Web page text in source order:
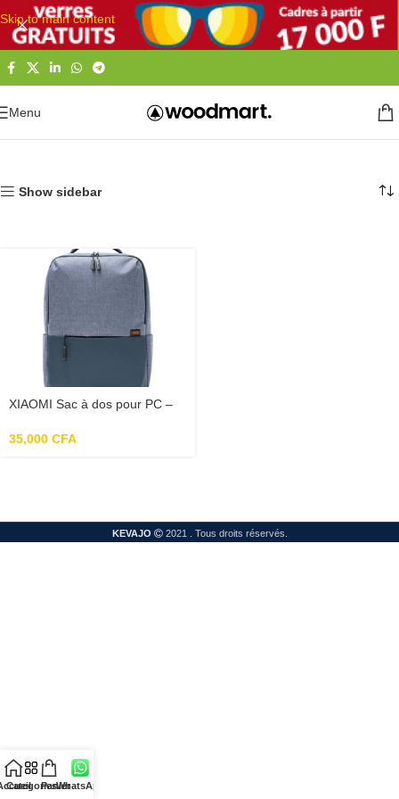
Skip to main content
Menu
Show sidebar
XIAOMI Sac à dos pour PC –
35,000 CFA
KEVAJO 2021 . Tous droits réservés.
CategoriesPanierWhatsApp